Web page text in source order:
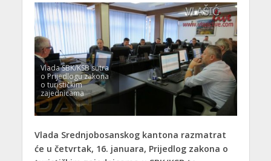
Vlada SBK/KSB sutra
o Prijedlogu zakona
o turističkim
zajednicama
Vlada Srednjobosanskog kantona razmatrat
će u četvrtak, 16. januara, Prijedlog zakona o